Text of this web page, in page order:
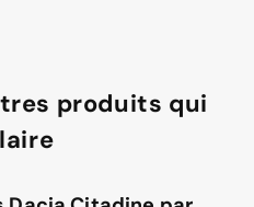
produits qui